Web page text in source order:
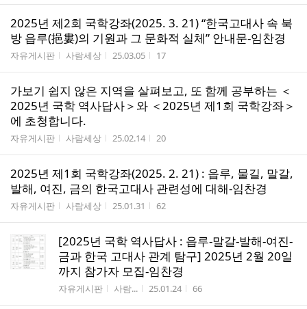
2025년 제2회 국학강좌(2025. 3. 21) “한국고대사 속 북
방 읍루(挹婁)의 기원과 그 문화적 실체” 안내문-임찬경
게시판명
자유게시판 작성자
사람세상 작성시간
25.03.05 조회수
17
가보기 쉽지 않은 지역을 살펴보고, 또 함께 공부하는 ＜
2025년 국학 역사답사＞와 ＜2025년 제1회 국학강좌＞
에 초청합니다.
게시판명
자유게시판 작성자
사람세상 작성시간
25.02.14 조회수
20
2025년 제1회 국학강좌(2025. 2. 21) : 읍루, 물길, 말갈,
발해, 여진, 금의 한국고대사 관련성에 대해-임찬경
게시판명
자유게시판 작성자
사람세상 작성시간
25.01.31 조회수
62
[2025년 국학 역사답사 : 읍루-말갈-발해-여진-
금과 한국 고대사 관계 탐구] 2025년 2월 20일
까지 참가자 모집-임찬경
게시판명
자유게시판 작성자
사람... 작성시간
25.01.24 조회수
66